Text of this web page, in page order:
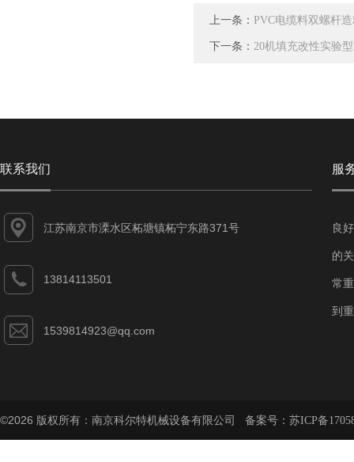
上一条： PVC电缆料双螺杆
下一条： 20机填充改性实验
联系我们
江苏南京市溧水区柘塘镇柘宁东路371号
13814113501
1539814923@qq.com
服
良
的
常
到
©2026 版权所有：南京科尔特机械设备有限公司 备案号： 苏ICP备